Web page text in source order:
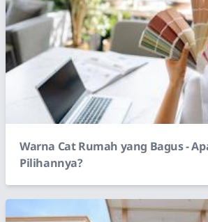
Warna Cat Rumah yang Bagus -
Pilihannya?